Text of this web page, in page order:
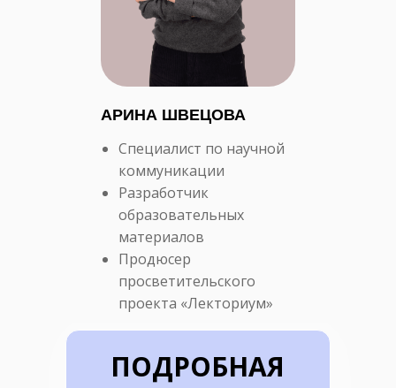
АРИНА ШВЕЦОВА
Специалист по научной
коммуникации
Разработчик
образовательных
материалов
Продюсер
просветительского
проекта «Лекториум»
ПОДРОБНАЯ